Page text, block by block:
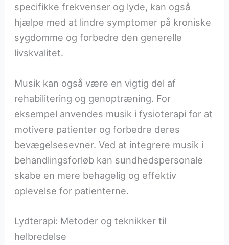
specifikke frekvenser og lyde, kan også
hjælpe med at lindre symptomer på kroniske
sygdomme og forbedre den generelle
livskvalitet.
Musik kan også være en vigtig del af
rehabilitering og genoptræning. For
eksempel anvendes musik i fysioterapi for at
motivere patienter og forbedre deres
bevægelsesevner. Ved at integrere musik i
behandlingsforløb kan sundhedspersonale
skabe en mere behagelig og effektiv
oplevelse for patienterne.
Lydterapi: Metoder og teknikker til
helbredelse